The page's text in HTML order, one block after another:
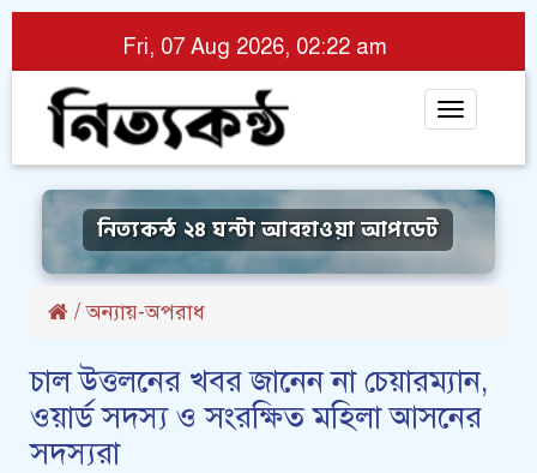
Fri, 07 Aug 2026, 02:22 am
Toggle
নিত্যকন্ঠ ২৪ ঘন্টা আবহাওয়া আপডেট
/অন্যায়-অপরাধ
চাল উত্তলনের খবর জানেন না চেয়ারম্যান,
ওয়ার্ড সদস্য ও সংরক্ষিত মহিলা আসনের
সদস্যরা